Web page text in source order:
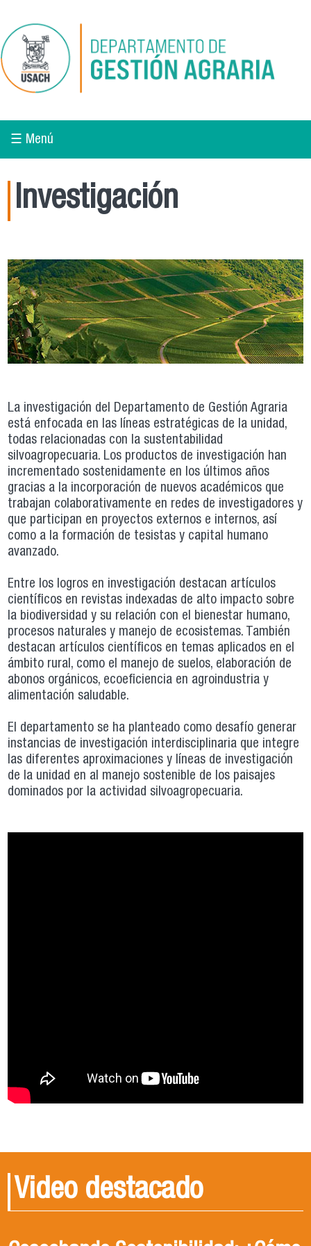
☰ Menú
Investigación
La investigación del Departamento de Gestión Agraria
está enfocada en las líneas estratégicas de la unidad,
todas relacionadas con la sustentabilidad
silvoagropecuaria. Los productos de investigación han
incrementado sostenidamente en los últimos años
gracias a la incorporación de nuevos académicos que
trabajan colaborativamente en redes de investigadores y
que participan en proyectos externos e internos, así
como a la formación de tesistas y capital humano
avanzado.
Entre los logros en investigación destacan artículos
científicos en revistas indexadas de alto impacto sobre
la biodiversidad y su relación con el bienestar humano,
procesos naturales y manejo de ecosistemas. También
destacan artículos científicos en temas aplicados en el
ámbito rural, como el manejo de suelos, elaboración de
abonos orgánicos, ecoeficiencia en agroindustria y
alimentación saludable.
El departamento se ha planteado como desafío generar
instancias de investigación interdisciplinaria que integre
las diferentes aproximaciones y líneas de investigación
de la unidad en al manejo sostenible de los paisajes
dominados por la actividad silvoagropecuaria.
Video destacado